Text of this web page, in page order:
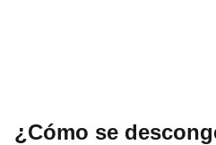
¿Cómo se